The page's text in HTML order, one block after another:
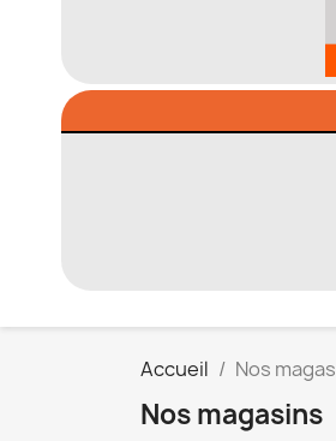
Accueil Nos
Nos magasins